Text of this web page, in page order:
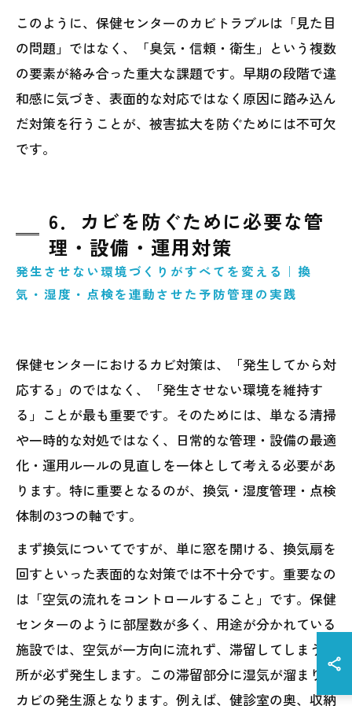
このように、保健センターのカビトラブルは「見た目
の問題」ではなく、「臭気・信頼・衛生」という複数
の要素が絡み合った重大な課題です。早期の段階で違
和感に気づき、表面的な対応ではなく原因に踏み込ん
だ対策を行うことが、被害拡大を防ぐためには不可欠
です。
6．カビを防ぐために必要な管
理・設備・運用対策
発生させない環境づくりがすべてを変える｜換
気・湿度・点検を連動させた予防管理の実践
保健センターにおけるカビ対策は、「発生してから対
応する」のではなく、「発生させない環境を維持す
る」ことが最も重要です。そのためには、単なる清掃
や一時的な対処ではなく、日常的な管理・設備の最適
化・運用ルールの見直しを一体として考える必要があ
ります。特に重要となるのが、換気・湿度管理・点検
体制の3つの軸です。
まず換気についてですが、単に窓を開ける、換気扇を
回すといった表面的な対策では不十分です。重要なの
は「空気の流れをコントロールすること」です。保健
センターのように部屋数が多く、用途が分かれている
施設では、空気が一方向に流れず、滞留してしまう場
所が必ず発生します。この滞留部分に湿気が溜まり、
カビの発生源となります。例えば、健診室の奥、収納